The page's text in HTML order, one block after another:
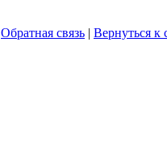
Обратная связь | Вернуться к